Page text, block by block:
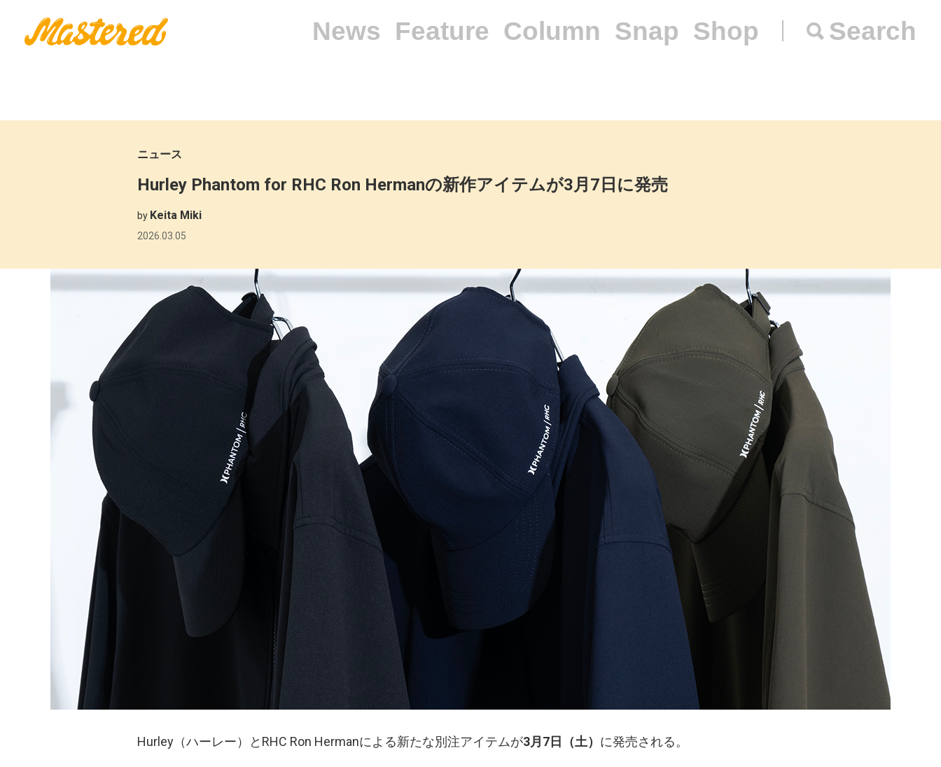
News Feature Column Snap Shop Search
ニュース
Hurley Phantom for RHC Ron Hermanの新作アイテムが3月7日に発売
by Keita Miki
2026.03.05
Hurley（ハーレー）とRHC Ron Hermanによる新たな別注アイテムが3月7日（土） に発売される。